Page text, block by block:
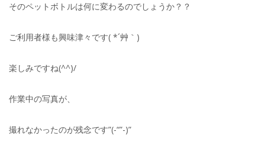
そのペットボトルは何に変わるのでしょうか？？
ご利用者様も興味津々です( *´艸｀)
楽しみですね(^^)/
作業中の写真が、
撮れなかったのが残念です”(-“”-)”